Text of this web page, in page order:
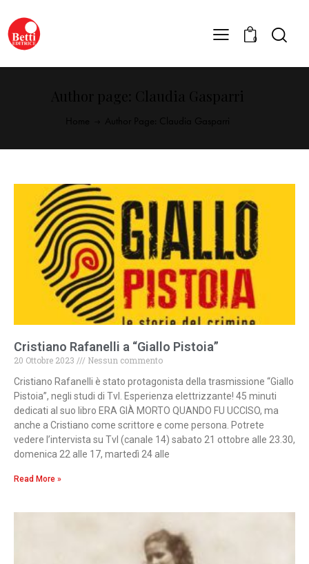
0
Cristiano Rafanelli a “Giallo Pistoia”
20 Ottobre 2023
Nessun commento
Cristiano Rafanelli è stato protagonista della trasmissione “Giallo
Pistoia”, negli studi di Tvl. Esperienza elettrizzante! 45 minuti
dedicati al suo libro ERA GIÀ MORTO QUANDO FU UCCISO, ma
anche a Cristiano come scrittore e come persona. Potrete
vedere l’intervista su Tvl (canale 14) sabato 21 ottobre alle 23.30,
domenica 22 alle 17, martedì 24 alle
Read More »